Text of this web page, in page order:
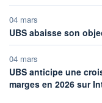
04 mars
UBS abaisse son
04 mars
UBS anticipe une
marges en 2026 sur